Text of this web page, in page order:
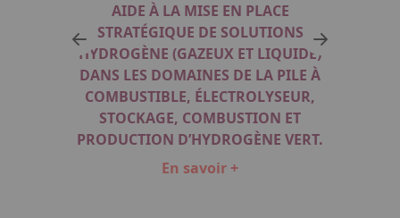
AIDE À LA MISE EN PLACE
STRATÉGIQUE DE SOLUTIONS
HYDROGÈNE (GAZEUX ET LIQUIDE)
DANS LES DOMAINES DE LA PILE À
COMBUSTIBLE, ÉLECTROLYSEUR,
STOCKAGE, COMBUSTION ET
PRODUCTION D’HYDROGÈNE VERT.
En savoir +